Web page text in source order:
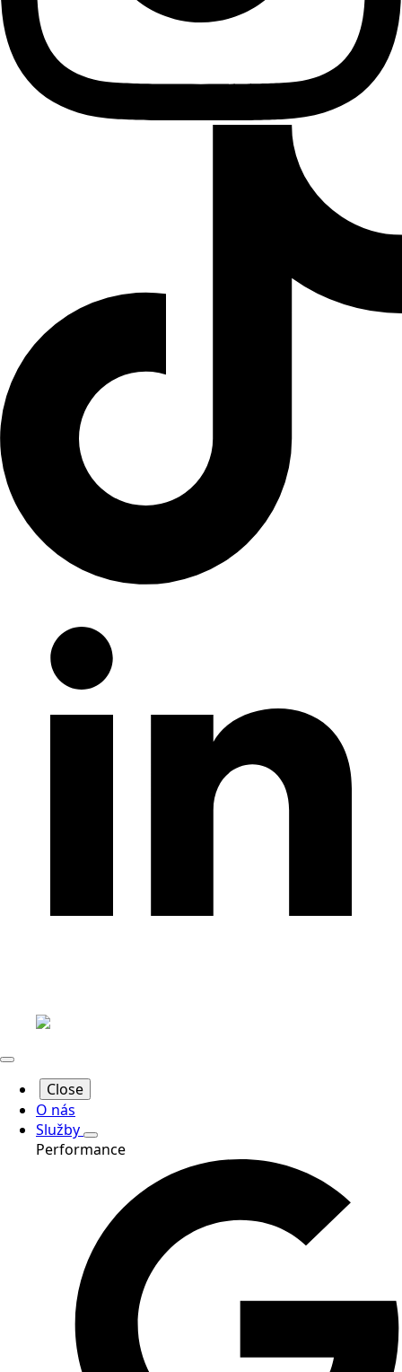
Close
O nás
Služby
Performance